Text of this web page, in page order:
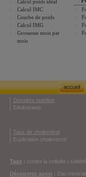
Calcul poids idéal
Calcul IMC
Courbe de poids
Calcul IMG
Grossesse mois par
mois
accueil
Dossiers nutrition
Edulcorants
Taux de cholestérol
Explication cholesterol
Tags : contre la cellulite | satiété
Découvrez aussi : Eau